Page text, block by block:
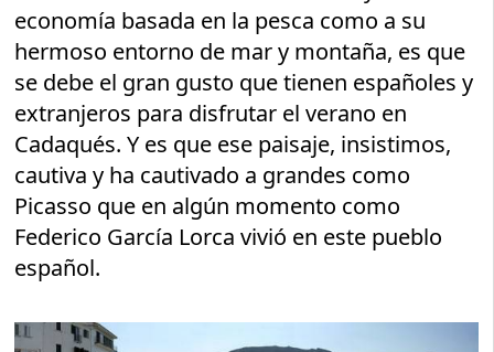
economía basada en la pesca como a su
hermoso entorno de mar y montaña, es que
se debe el gran gusto que tienen españoles y
extranjeros para disfrutar el verano en
Cadaqués. Y es que ese paisaje, insistimos,
cautiva y ha cautivado a grandes como
Picasso que en algún momento como
Federico García Lorca vivió en este pueblo
español.